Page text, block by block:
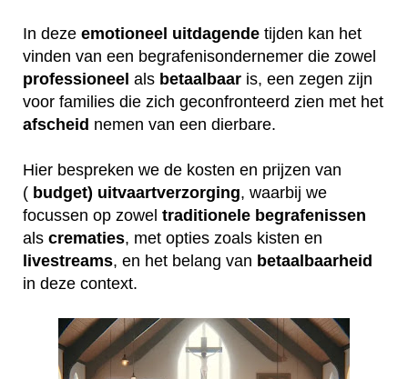
In deze emotioneel uitdagende tijden kan het
vinden van een begrafenisondernemer die zowel
professioneel als betaalbaar is, een zegen zijn
voor families die zich geconfronteerd zien met het
afscheid nemen van een dierbare.
Hier bespreken we de kosten en prijzen van
( budget) uitvaartverzorging, waarbij we
focussen op zowel traditionele begrafenissen
als crematies, met opties zoals kisten en
livestreams, en het belang van betaalbaarheid
in deze context.